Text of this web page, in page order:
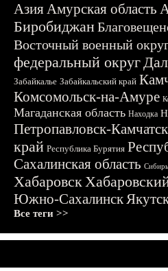
АзияАмурская область
Биробиджан
Восточный военный
федеральный округ
Забайкалье Забайкальский край
Комсомольск-на-Амуре
Магаданская область Находка
Петропавловск-
край Республика Бурятия
Сахалинская область Сибирь
Хабаровск
Южно-Сахалинск
Все теги >>